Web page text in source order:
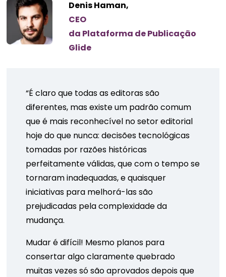
Denis Haman,
CEO
da Plataforma de Publicação
Glide
“É claro que todas as editoras são
diferentes, mas existe um padrão comum
que é mais reconhecível no setor editorial
hoje do que nunca: decisões tecnológicas
tomadas por razões históricas
perfeitamente válidas, que com o tempo se
tornaram inadequadas, e quaisquer
iniciativas para melhorá-las são
prejudicadas pela complexidade da
mudança.
Mudar é difícil! Mesmo planos para
consertar algo claramente quebrado
muitas vezes só são aprovados depois que